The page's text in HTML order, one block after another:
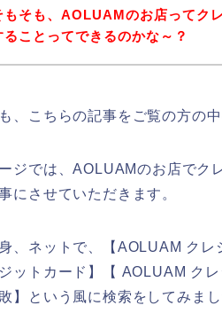
もそも、AOLUAMのお店ってク
ることってできるのかな～？
、こちらの記事をご覧の方の
ジでは、AOLUAMのお店でク
にさせていただきます。
、ネットで、【AOLUAM ク
トカード】【 AOLUAM ク
という風に検索をしてみまし